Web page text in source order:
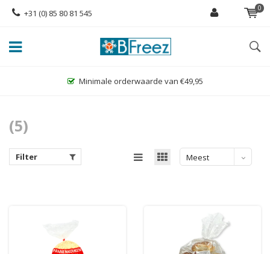
+31 (0) 85 80 81 545 0
Grootste assortiment glutenvrije
(5)
Filter
Meest